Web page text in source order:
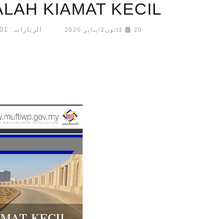
KIAMAT KECIL
20 كانون2/يناير 2020 الزيارات: 21701